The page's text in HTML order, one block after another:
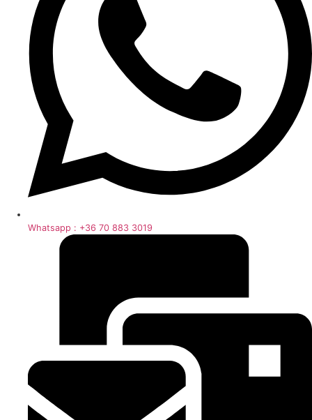
Whatsapp : +36 70 883 3019